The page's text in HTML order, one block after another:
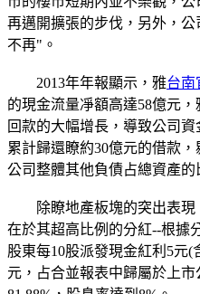
再邁開擴張的步伐，另外，
不再"。
2013年年報顯示，雅台南
的現金流量凈額高達58億元
回款的大幅增長，導致公司
累計歸還瞭約30億元的借款
公司整體其他負債占總資產的
除瞭地產板塊的突出表現
在於其超高比例的分紅--根據
股東每10股派發現金紅利5元(
元，占合並報表中歸屬於上